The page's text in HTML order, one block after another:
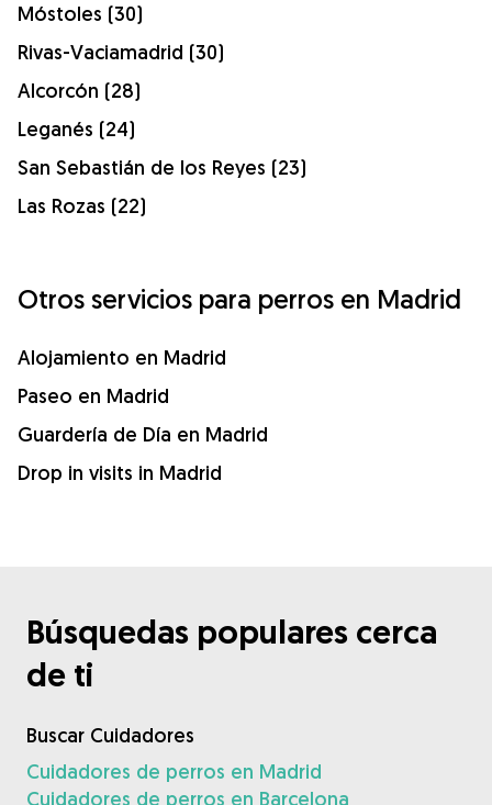
Móstoles (30)
Rivas-Vaciamadrid (30)
Alcorcón (28)
Leganés (24)
San Sebastián de los Reyes (23)
Las Rozas (22)
Otros servicios para perros en Madrid
Alojamiento en Madrid
Paseo en Madrid
Guardería de Día en Madrid
Drop in visits in Madrid
Búsquedas populares cerca
de ti
Buscar Cuidadores
Cuidadores de perros en Madrid
Cuidadores de perros en Barcelona